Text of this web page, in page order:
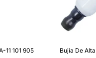
11 101 905
Bujía De